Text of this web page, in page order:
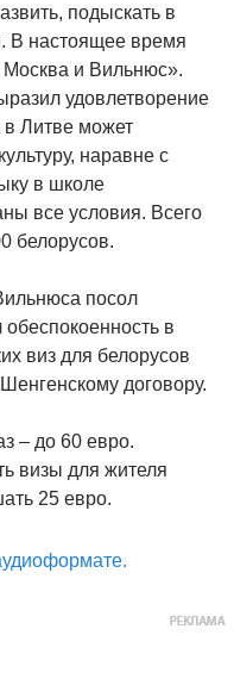
подыскать в
В настоящее время
и Вильнюс».
удовлетворение
в Литве может
наравне с
в школе
все условия. Всего
белорусов.
посол
в
виз для белорусов
договору.
– до 60 евро.
визы для жителя
25 евро.